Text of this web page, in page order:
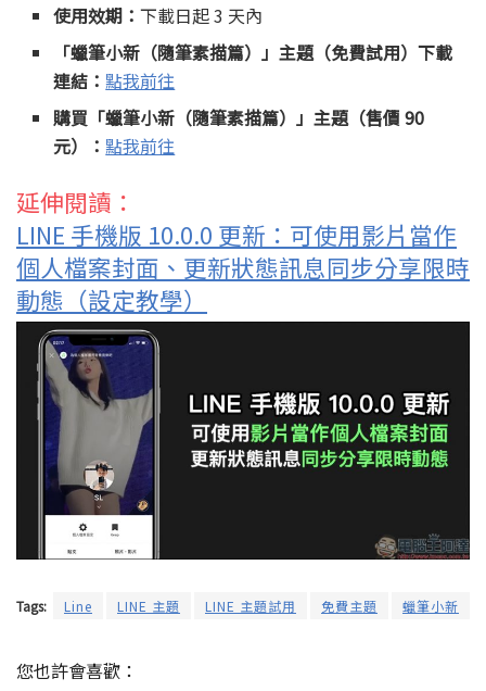
使用效期：下載日起 3 天內
「蠟筆小新（隨筆素描篇）」主題（免費試用）下載
連結：點我前往
購買「蠟筆小新（隨筆素描篇）」主題（售價 90
元）：點我前往
延伸閱讀：
LINE 手機版 10.0.0 更新：可使用影片當作
個人檔案封面、更新狀態訊息同步分享限時
動態（設定教學）
Tags: Line LINE 主題 LINE 主題試用 免費主題 蠟筆小新
您也許會喜歡：